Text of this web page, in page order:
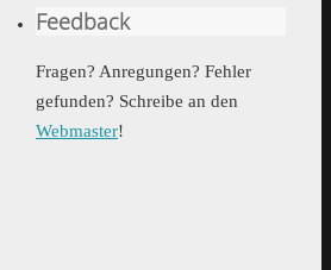
Feedback
Fragen? Anregungen? Fehler
gefunden? Schreibe an den
Webmaster!